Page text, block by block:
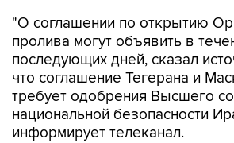
"О соглашении по открытию
пролива могут объявить в
последующих дней, сказал
что соглашение Тегерана и
требует одобрения Высшего
национальной безопасности
информирует телеканал.